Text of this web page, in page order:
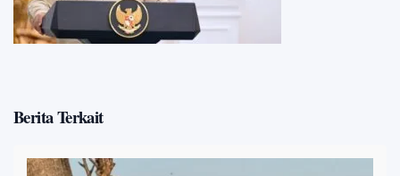
Berita Terkait